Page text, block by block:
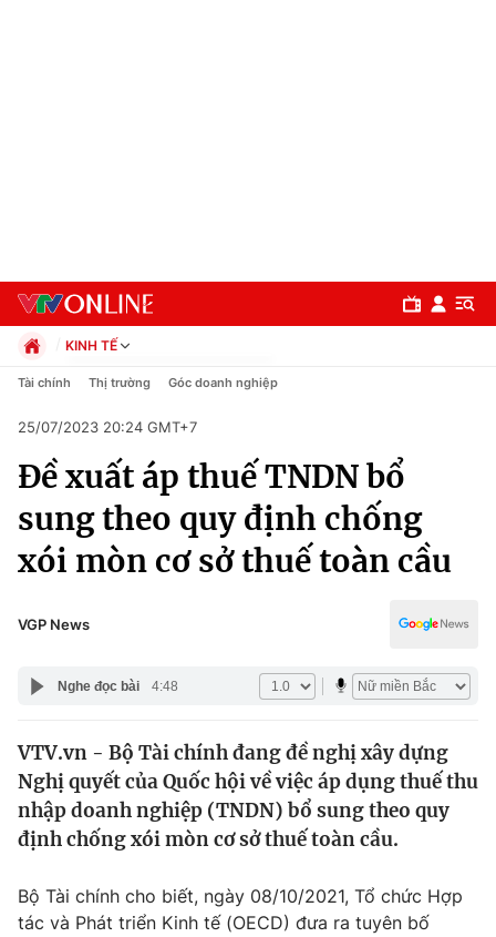
Chuyên mục
Xã hội
Pháp luật
Y tế
Thế giới
Tin tức
Thế giới đó đây
Câu chuyện quốc tế
Kinh tế
Thị trường
Dữ liệu và đời sống
KINH TẾ
Chính trị
Pháp luật
Kinh tế
Thể thao
Truyền hình
Văn hóa - Giải trí
Công nghệ
Tài chính Thị trường Góc doanh nghiệp
25/07/2023 20:24 GMT+7
Đề xuất áp thuế TNDN bổ
sung theo quy định chống
xói mòn cơ sở thuế toàn cầu
VGP News
Nghe đọc bài 4:48
VTV.vn - Bộ Tài chính đang đề nghị xây dựng
Nghị quyết của Quốc hội về việc áp dụng thuế thu
nhập doanh nghiệp (TNDN) bổ sung theo quy
định chống xói mòn cơ sở thuế toàn cầu.
Bộ Tài chính cho biết, ngày 08/10/2021, Tổ chức Hợp
tác và Phát triển Kinh tế (OECD) đưa ra tuyên bố